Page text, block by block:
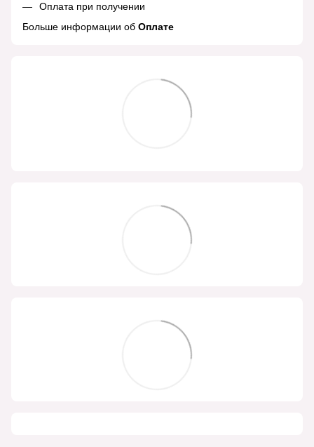
Оплата при получении
Больше информации об Оплате